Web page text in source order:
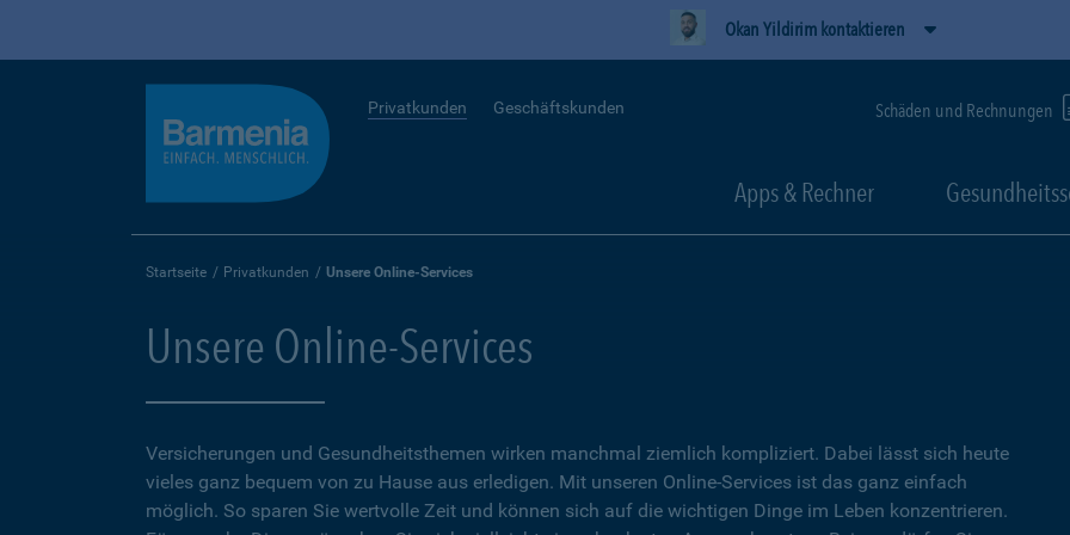
Okan Yildirim kontaktieren
Privatkunden Geschäftskunden Schäden und Rechnungen
Apps & Rechner
Startseite Privatkunden Unsere Online-Services
Unsere Online-Services
Versicherungen und Gesundheitsthemen wirken manchmal ziemlich kompliziert. Dabei lässt sich heute
vieles ganz bequem von zu Hause aus erledigen. Mit unseren Online-Services ist das ganz einfach
möglich. So sparen Sie wertvolle Zeit und können sich auf die wichtigen Dinge im Leben konzentrieren.